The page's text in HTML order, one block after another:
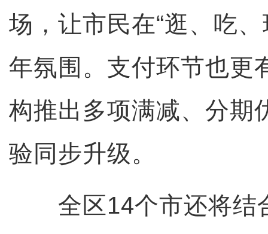
场，让市民在“逛、吃
年氛围。支付环节也更
构推出多项满减、分期
验同步升级。
全区14个市还将结